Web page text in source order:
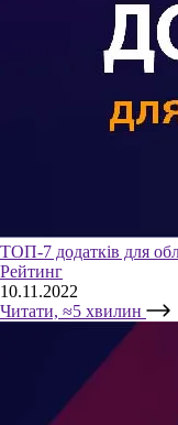
ТОП-7 додатків для
Рейтинг
10.11.2022
Читати, ≈5 хвилин